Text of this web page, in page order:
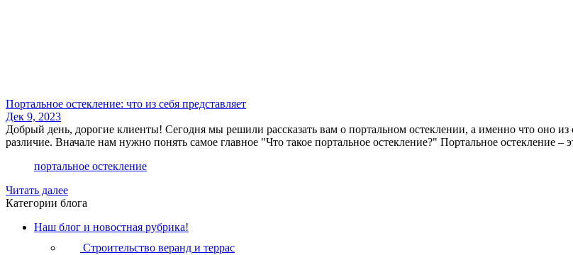
Портальное остекление: что из себя представляет
Дек 9, 2023
Добрый день, дорогие клиенты! Сегодня мы решили рассказать вам о портальном остеклении, а именно что оно
различие. Вначале нам нужно понять самое главное "Что такое портальное остекление?" Портальное остекление
портальное остекление
Читать далее
Категории блога
Наш блог и новостная рубрика!
Строительство веранд и террас